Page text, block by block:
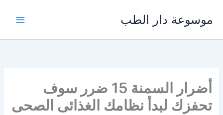
المحتوى
موسوعة دار الطب
أضرار السمنة 15 ضرر سوف
تحفزك لبدأ نظامك الغذائى الصحى